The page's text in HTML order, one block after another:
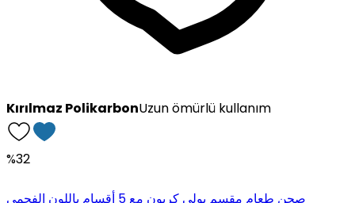
Kırılmaz PolikarbonUzun ömürlü kullanım
%32
صحن طعام مقسم بولي كربون مع 5 أقسام باللون الفحمي